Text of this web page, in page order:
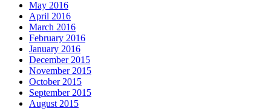
May 2016
April 2016
March 2016
February 2016
January 2016
December 2015
November 2015
October 2015
September 2015
August 2015